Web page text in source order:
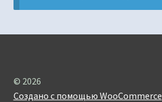
© 2026
Создано с помощью WooCommerce